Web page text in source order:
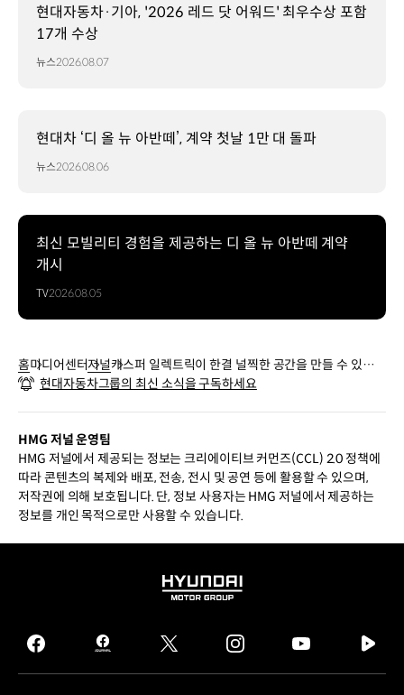
현대자동차·기아, '2026 레드 닷 어워드' 최우수상 포함
17개 수상
뉴스2026.08.07
현대차 ‘디 올 뉴 아반떼’, 계약 첫날 1만 대 돌파
뉴스2026.08.06
최신 모빌리티 경험을 제공하는 디 올 뉴 아반떼 계약
개시
TV2026.08.05
홈미디어센터저널캐스퍼 일렉트릭이 한결 널찍한 공간을 만들 수 있었던
이유
현대자동차그룹의 최신 소식을 구독하세요
HMG 저널 운영팀
HMG 저널에서 제공되는 정보는 크리에이티브 커먼즈(CCL) 2.0 정책에
따라 콘텐츠의 복제와 배포, 전송, 전시 및 공연 등에 활용할 수 있으며,
저작권에 의해 보호됩니다. 단, 정보 사용자는 HMG 저널에서 제공하는
정보를 개인 목적으로만 사용할 수 있습니다.
HYUNDAI
GROUP
facebook
hmg
journal
twitter instagram
tv